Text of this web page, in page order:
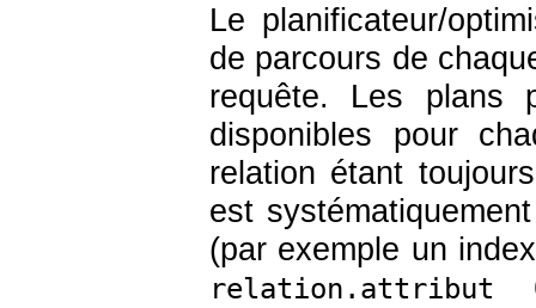
Le planificateur/
de parcours de
requête. Les plans
disponibles pour
relation étant
est
(par exemple un
relation.attribut